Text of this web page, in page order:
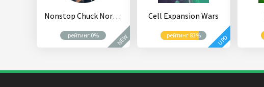
Nonstop Chuck Norris - RPG Offline Dungeon Crawler
рейтинг 0% NEW
Cell Expansion Wars
рейтинг 83% UPD